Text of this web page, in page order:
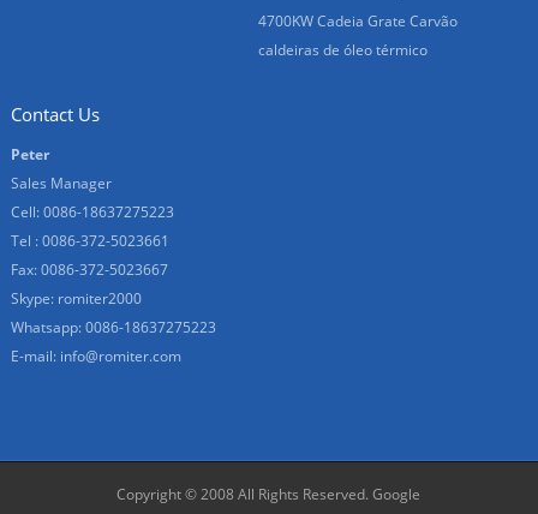
4700KW Cadeia Grate Carvão
caldeiras de óleo térmico
Contact Us
Peter
Sales Manager
Cell: 0086-18637275223
Tel : 0086-372-5023661
Fax: 0086-372-5023667
Skype: romiter2000
Whatsapp:0086-18637275223
E-mail: info@romiter.com
Copyright © 2008 All Rights Reserved.Google